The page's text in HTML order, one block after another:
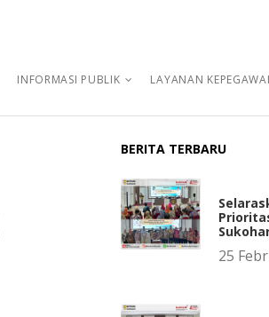
INFORMASI PUBLIK LAYANAN
BERITA TERBARU
25